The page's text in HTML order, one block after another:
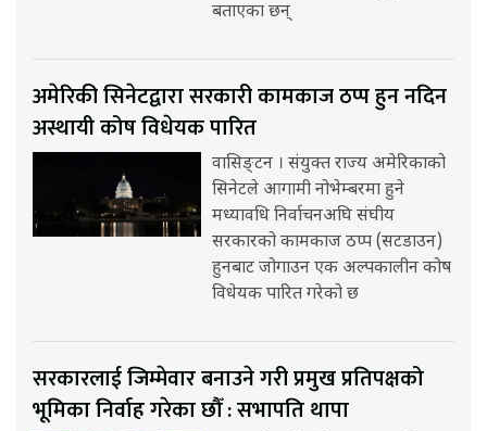
बताएका छन्
अमेरिकी सिनेटद्वारा सरकारी कामकाज ठप्प हुन नदिन
अस्थायी कोष विधेयक पारित
वासिङ्टन । संयुक्त राज्य अमेरिकाको
सिनेटले आगामी नोभेम्बरमा हुने
मध्यावधि निर्वाचनअघि संघीय
सरकारको कामकाज ठप्प (सटडाउन)
हुनबाट जोगाउन एक अल्पकालीन कोष
विधेयक पारित गरेको छ
सरकारलाई जिम्मेवार बनाउने गरी प्रमुख प्रतिपक्षको
भूमिका निर्वाह गरेका छौँ : सभापति थापा